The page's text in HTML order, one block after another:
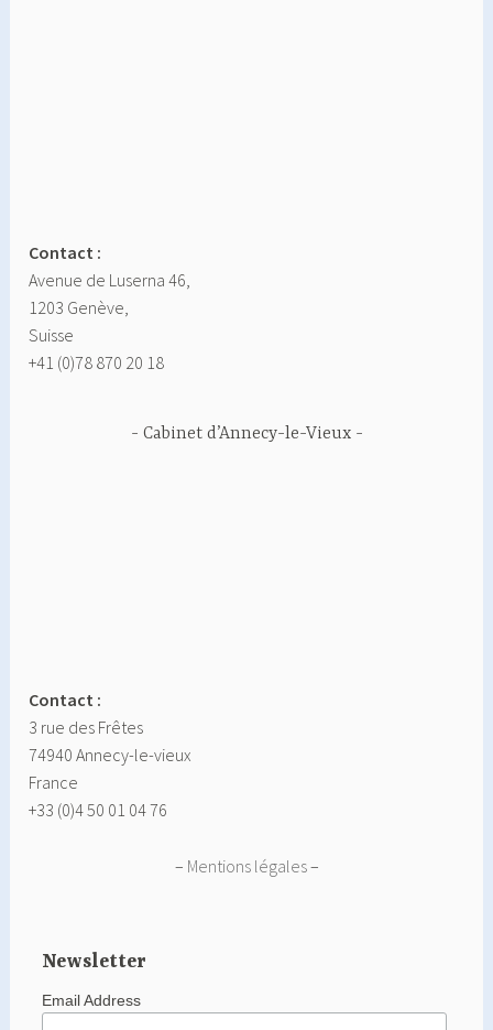
Contact :
Avenue de Luserna 46,
1203 Genève,
Suisse
+41 (0)78 870 20 18
Cabinet d’Annecy-le-Vieux
Contact :
3 rue des Frêtes
74940 Annecy-le-vieux
France
+33 (0)4 50 01 04 76
– Mentions légales–
Newsletter
Email Address